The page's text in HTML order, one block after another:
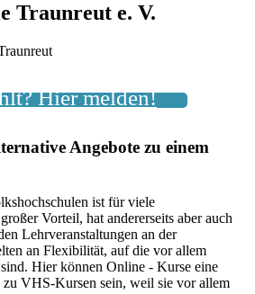
Traunreut e. V.
Hier melden!
Angebote zu einem
ist für viele
Vorteil, hat andererseits aber auch
Lehrveranstaltungen an der
an Flexibilität, auf die vor allem
Hier können Online - Kurse eine
VHS-Kursen sein, weil sie vor allem